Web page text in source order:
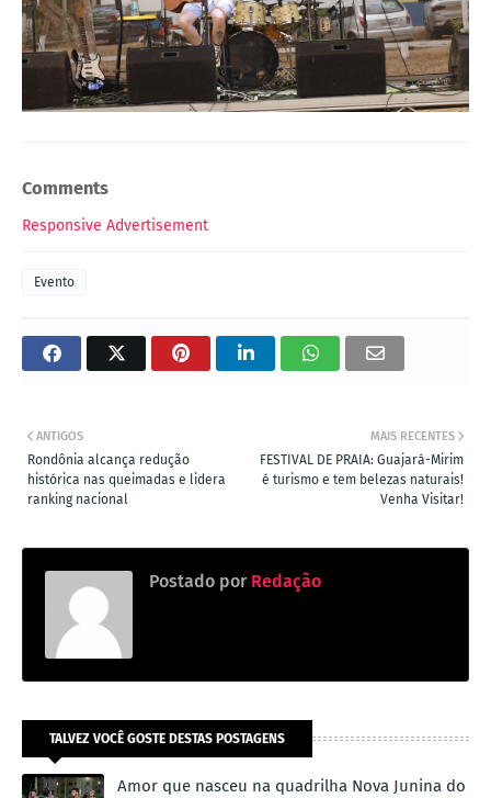
Comments
Responsive Advertisement
Evento
MAIS RECENTES
FESTIVAL DE PRAIA: Guajará-Mirim
é turismo e tem belezas naturais!
Venha Visitar!
ANTIGOS
Rondônia alcança redução
histórica nas queimadas e lidera
ranking nacional
Postado por Redação
TALVEZ VOCÊ GOSTE DESTAS POSTAGENS
Amor que nasceu na quadrilha Nova Junina do